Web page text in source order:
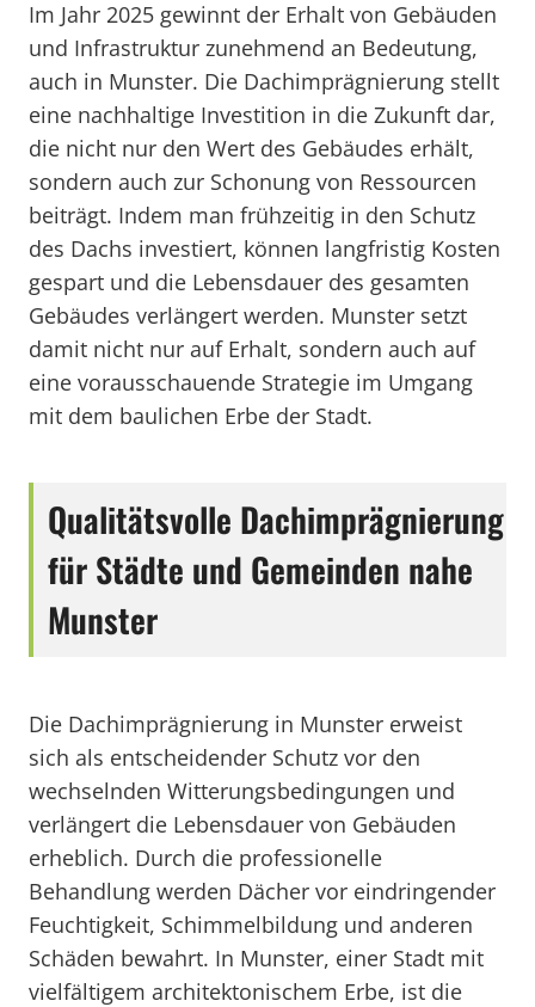
Im Jahr 2025 gewinnt der Erhalt von Gebäuden
und Infrastruktur zunehmend an Bedeutung,
auch in Munster. Die Dachimprägnierung stellt
eine nachhaltige Investition in die Zukunft dar,
die nicht nur den Wert des Gebäudes erhält,
sondern auch zur Schonung von Ressourcen
beiträgt. Indem man frühzeitig in den Schutz
des Dachs investiert, können langfristig Kosten
gespart und die Lebensdauer des gesamten
Gebäudes verlängert werden. Munster setzt
damit nicht nur auf Erhalt, sondern auch auf
eine vorausschauende Strategie im Umgang
mit dem baulichen Erbe der Stadt.
Qualitätsvolle Dachimprägnierung
für Städte und Gemeinden nahe
Munster
Die Dachimprägnierung in Munster erweist
sich als entscheidender Schutz vor den
wechselnden Witterungsbedingungen und
verlängert die Lebensdauer von Gebäuden
erheblich. Durch die professionelle
Behandlung werden Dächer vor eindringender
Feuchtigkeit, Schimmelbildung und anderen
Schäden bewahrt. In Munster, einer Stadt mit
vielfältigem architektonischem Erbe, ist die